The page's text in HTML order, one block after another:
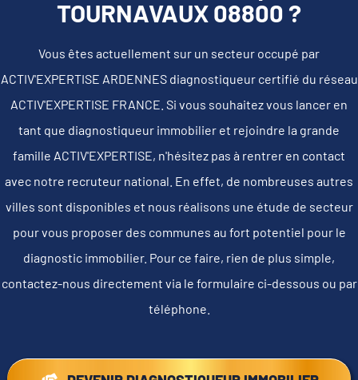
TOURNAVAUX 08800 ?
Vous êtes actuellement sur un secteur occupé par
ACTIV'EXPERTISE ARDENNES diagnostiqueur certifié du réseau
ACTIV'EXPERTISE FRANCE. Si vous souhaitez vous lancer en
tant que diagnostiqueur immobilier et rejoindre la grande
famille ACTIV'EXPERTISE, n'hésitez pas à rentrer en contact
avec notre recruteur national. En effet, de nombreuses autres
villes sont disponibles et nous réalisons une étude de secteur
pour vous proposer des communes au fort potentiel pour le
diagnostic immobilier. Pour ce faire, rien de plus simple,
contactez-nous directement via le formulaire ci-dessous ou par
téléphone.